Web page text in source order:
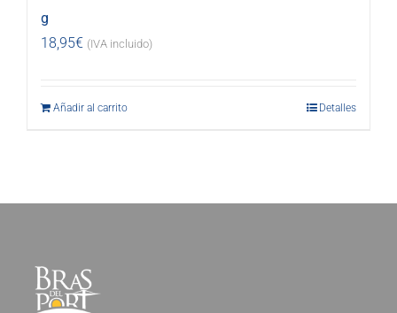
g
18,95€ (IVA incluido)
Añadir al carrito Detalles